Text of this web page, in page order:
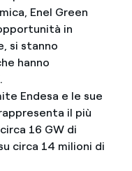
Enel Green
in
si stanno
hanno
Endesa e le sue
il più
16 GW di
circa 14 milioni di